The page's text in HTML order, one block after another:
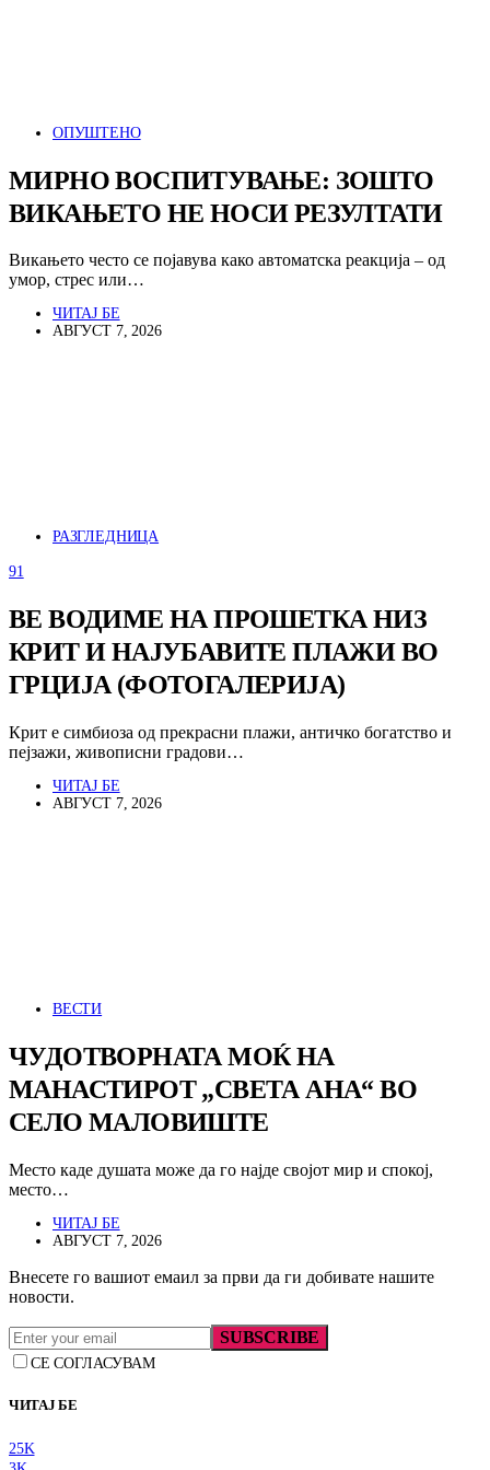
ОПУШТЕНО
МИРНО ВОСПИТУВАЊЕ: ЗОШТО
ВИКАЊЕТО НЕ НОСИ РЕЗУЛТАТИ
Викањето често се појавува како автоматска реакција – од
умор, стрес или…
ЧИТАЈ БЕ
АВГУСТ 7, 2026
РАЗГЛЕДНИЦА
91
ВЕ ВОДИМЕ НА ПРОШЕТКА НИЗ
КРИТ И НАЈУБАВИТЕ ПЛАЖИ ВО
ГРЦИЈА (ФОТОГАЛЕРИЈА)
Крит е симбиоза од прекрасни плажи, античко богатство и
пејзажи, живописни градови…
ЧИТАЈ БЕ
АВГУСТ 7, 2026
ВЕСТИ
ЧУДОТВОРНАТА МОЌ НА
МАНАСТИРОТ „СВЕТА АНА“ ВО
СЕЛО МАЛОВИШТЕ
Место каде душата може да го најде својот мир и спокој,
место…
ЧИТАЈ БЕ
АВГУСТ 7, 2026
Внесете го вашиот емаил за први да ги добивате нашите
новости.
SUBSCRIBE
СЕ СОГЛАСУВАМ
ЧИТАЈ БЕ
25K